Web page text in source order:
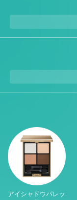
アイシャドウパレッ